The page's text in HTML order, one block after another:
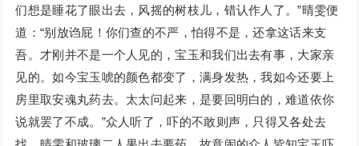
们想是睡花了眼出去，风摇的树枝儿，错认作人了。”晴雯便
道：“别放诌屁！你们查的不严，怕得不是，还拿这话来支
吾。才刚并不是一个人见的，宝玉和我们出去有事，大家亲
见的。如今宝玉唬的颜色都变了，满身发热，我如今还要上
房里取安魂丸药去。太太问起来，是要回明白的，难道依你
说就罢了不成。”众人听了，吓的不敢则声，只得又各处去